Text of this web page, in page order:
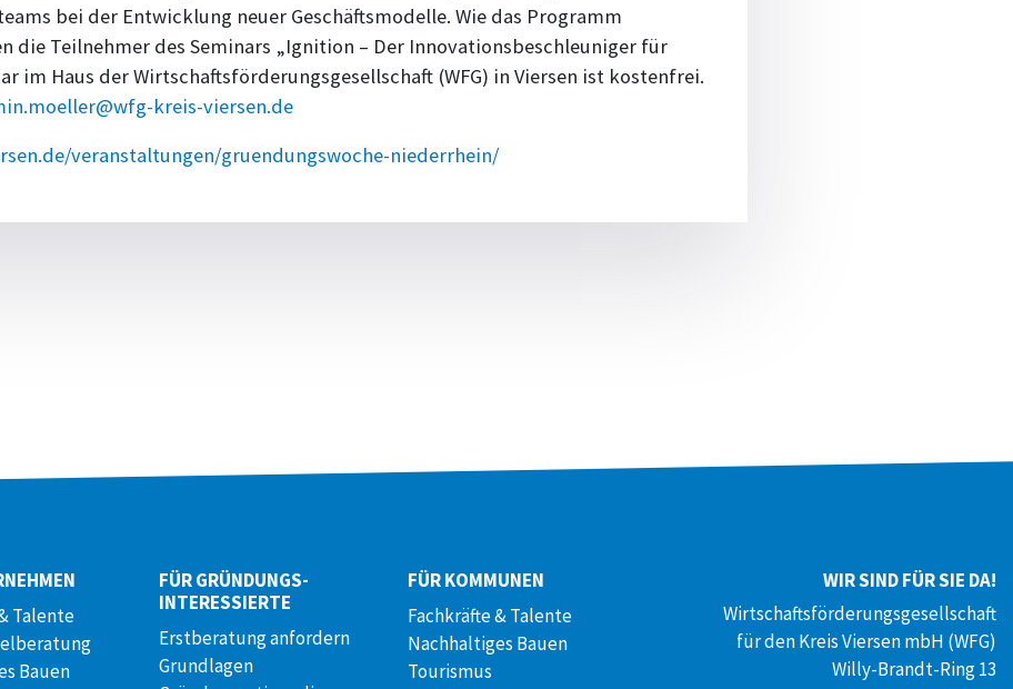
bei der Entwicklung neuer Geschäftsmodelle. Wie das Programm
die Teilnehmer des Seminars „Ignition – Der Innovationsbeschleuniger für
im Haus der Wirtschaftsförderungsgesellschaft (WFG) in Viersen ist kostenfrei.
kreis-viersen.de
veranstaltungen/gruendungswoche-niederrhein/
Talente
Bauen
FÜR GRÜNDUNGS­
INTERESSIERTE
Erstberatung anfordern
Grundlagen
FÜR KOMMUNEN
Fachkräfte & Talente
Nachhaltiges Bauen
Tourismus
WIR SIND FÜR SIE DA!
Wirtschaftsförderungsgesellschaft
für den Kreis Viersen mbH (WFG)
Willy-Brandt-Ring 13